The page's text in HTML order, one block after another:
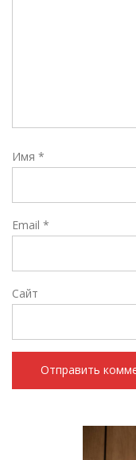
Имя *
Email *
Сайт